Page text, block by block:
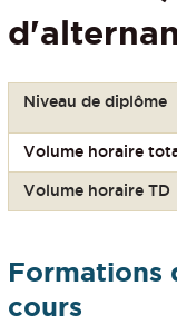
Niveau de diplôme
Volume horaire
Volume horaire TD
Formations
cours